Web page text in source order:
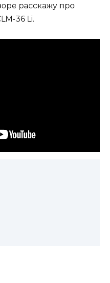
расскажу про
36 Li.